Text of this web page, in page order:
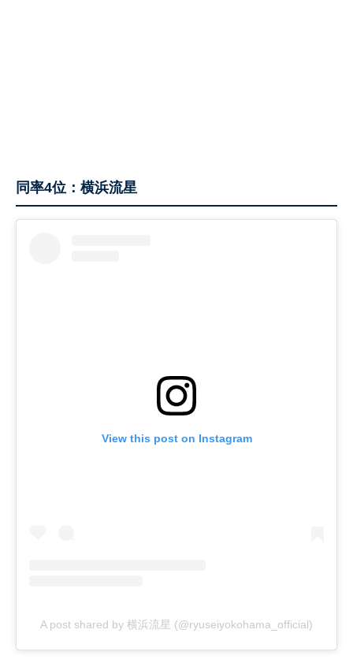
同率4位：横浜流星
View this post on Instagram
A post shared by 横浜流星 (@ryuseiyokohama_official)